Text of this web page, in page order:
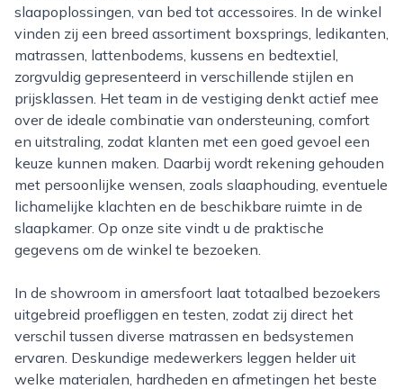
slaapoplossingen, van bed tot accessoires. In de winkel
vinden zij een breed assortiment boxsprings, ledikanten,
matrassen, lattenbodems, kussens en bedtextiel,
zorgvuldig gepresenteerd in verschillende stijlen en
prijsklassen. Het team in de vestiging denkt actief mee
over de ideale combinatie van ondersteuning, comfort
en uitstraling, zodat klanten met een goed gevoel een
keuze kunnen maken. Daarbij wordt rekening gehouden
met persoonlijke wensen, zoals slaaphouding, eventuele
lichamelijke klachten en de beschikbare ruimte in de
slaapkamer. Op onze site vindt u de praktische
gegevens om de winkel te bezoeken.
In de showroom in amersfoort laat totaalbed bezoekers
uitgebreid proefliggen en testen, zodat zij direct het
verschil tussen diverse matrassen en bedsystemen
ervaren. Deskundige medewerkers leggen helder uit
welke materialen, hardheden en afmetingen het beste